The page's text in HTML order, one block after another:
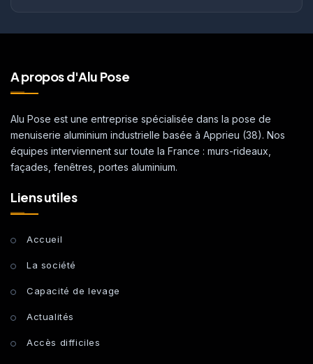
A propos d'Alu Pose
Alu Pose est une entreprise spécialisée dans la pose de
menuiserie aluminium industrielle basée à Apprieu (38). Nos
équipes interviennent sur toute la France : murs-rideaux,
façades, fenêtres, portes aluminium.
Liens utiles
Accueil
La société
Capacité de levage
Actualités
Accès difficiles